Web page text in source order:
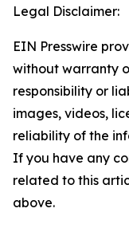
Legal Disclaimer:
EIN Presswire
without warranty
responsibility or
images, videos,
reliability of the
If you have any
related to this
above.